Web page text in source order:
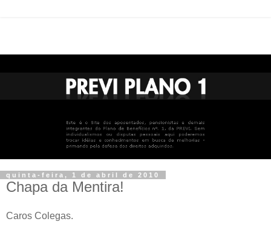
quinta-feira, 1 de abril de 2010
Chapa da Mentira!
Caros Colegas.